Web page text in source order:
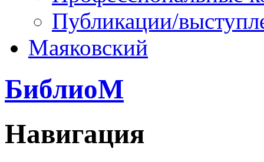
Публикации/
Маяковский
БиблиоМ
Навигация